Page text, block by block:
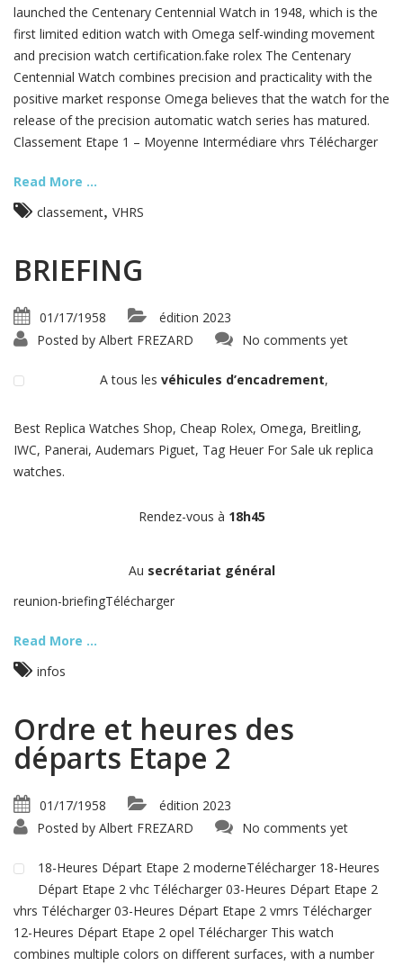
launched the Centenary Centennial Watch in 1948, which is the
first limited edition watch with Omega self-winding movement
and precision watch certification.fake rolex The Centenary
Centennial Watch combines precision and practicality with the
positive market response Omega believes that the watch for the
release of the precision automatic watch series has matured.
Classement Etape 1 – Moyenne Intermédiare vhrs Télécharger
Read More ...
classement, VHRS
BRIEFING
01/17/1958
édition 2023
Posted by Albert FREZARD No comments yet
A tous les véhicules d’encadrement,
Best Replica Watches Shop, Cheap Rolex, Omega, Breitling,
IWC, Panerai, Audemars Piguet, Tag Heuer For Sale uk replica
watches.
Rendez-vous à 18h45
Au secrétariat général
reunion-briefingTélécharger
Read More ...
infos
Ordre et heures des
départs Etape 2
01/17/1958
édition 2023
Posted by Albert FREZARD No comments yet
18-Heures Départ Etape 2 moderneTélécharger 18-Heures
Départ Etape 2 vhc Télécharger 03-Heures Départ Etape 2
vhrs Télécharger 03-Heures Départ Etape 2 vmrs Télécharger
12-Heures Départ Etape 2 opel Télécharger This watch
combines multiple colors on different surfaces, with a number